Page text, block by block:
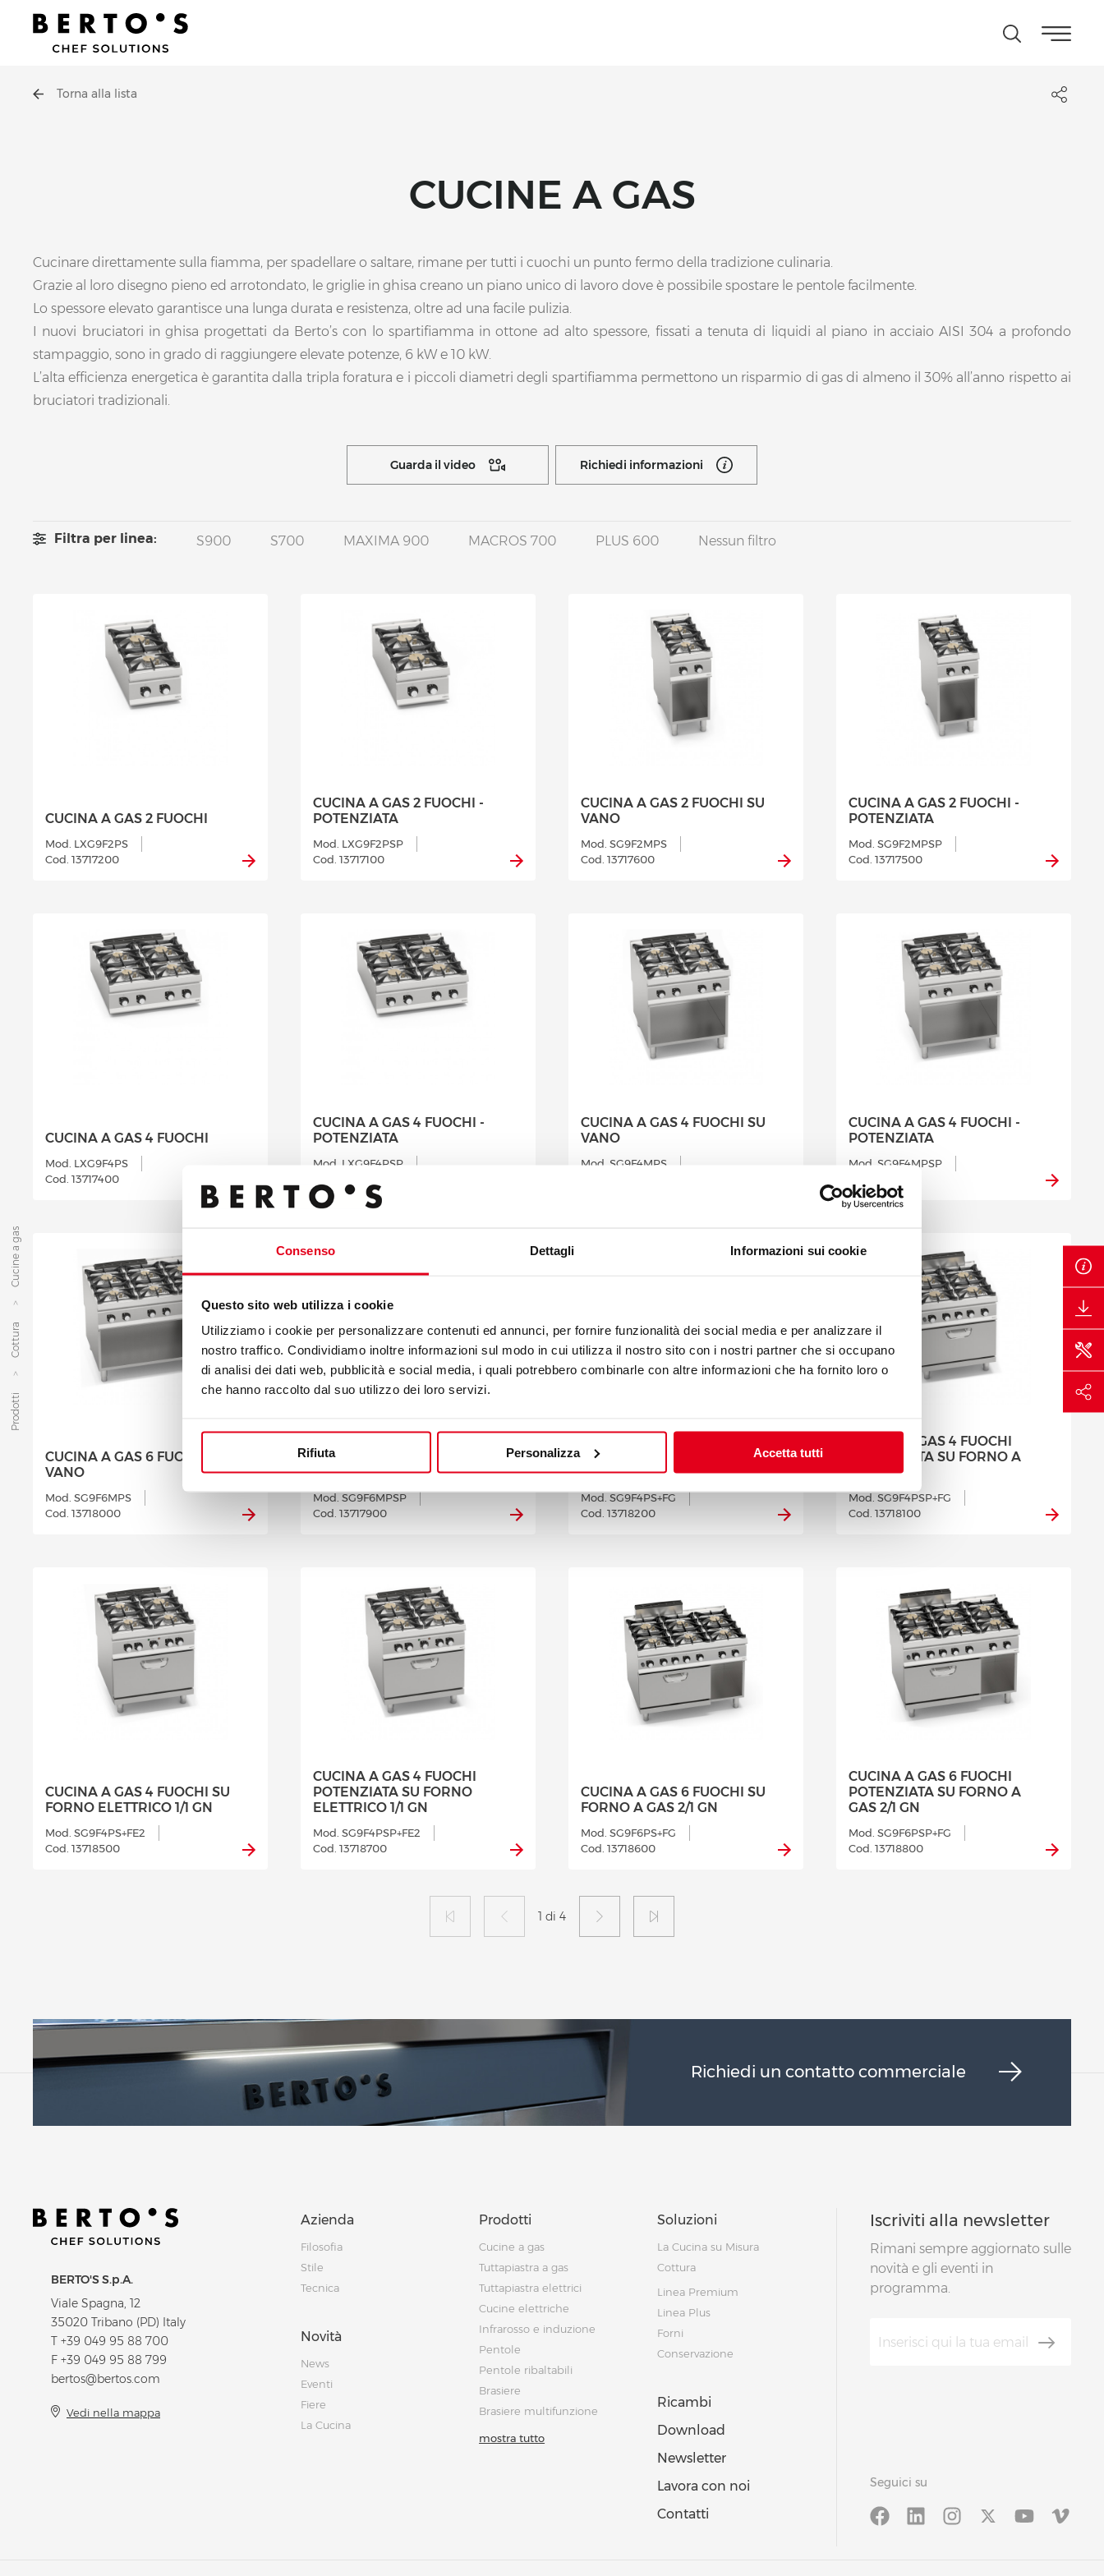
Consenso Dettagli Informazioni sui cookie
Questo sito web utilizza i cookie
Utilizziamo i cookie per personalizzare contenuti ed annunci, per fornire funzionalità dei social media e per analizzare il
nostro traffico. Condividiamo inoltre informazioni sul modo in cui utilizza il nostro sito con i nostri partner che si occupano
di analisi dei dati web, pubblicità e social media, i quali potrebbero combinarle con altre informazioni che ha fornito loro o
che hanno raccolto dal suo utilizzo dei loro servizi.
Rifiuta Personalizza Accetta tutti
Prodotti
Cottura
Cucine a gas
Torna alla lista
CUCINE A GAS
Cucinare direttamente sulla fiamma, per spadellare o saltare, rimane per tutti i cuochi un punto fermo della tradizione culinaria.
Grazie al loro disegno pieno ed arrotondato, le griglie in ghisa creano un piano unico di lavoro dove è possibile spostare le pentole facilmente.
Lo spessore elevato garantisce una lunga durata e resistenza, oltre ad una facile pulizia.
I nuovi bruciatori in ghisa progettati da Berto’s con lo spartifiamma in ottone ad alto spessore, fissati a tenuta di liquidi al piano in acciaio AISI 304 a profondo
stampaggio, sono in grado di raggiungere elevate potenze, 6 kW e 10 kW.
L’alta efficienza energetica è garantita dalla tripla foratura e i piccoli diametri degli spartifiamma permettono un risparmio di gas di almeno il 30% all’anno rispetto ai
bruciatori tradizionali.
Guarda il video Richiedi informazioni
Filtra per linea: S900 S700 MAXIMA 900 MACROS 700 PLUS 600 Nessun filtro
CUCINA A GAS 2 FUOCHI
Mod. LXG9F2PS
Cod. 13717200
CUCINA A GAS 2 FUOCHI -
POTENZIATA
Mod. LXG9F2PSP
Cod. 13717100
CUCINA A GAS 2 FUOCHI SU
VANO
Mod. SG9F2MPS
Cod. 13717600
CUCINA A GAS 2 FUOCHI -
POTENZIATA
Mod. SG9F2MPSP
Cod. 13717500
CUCINA A GAS 4 FUOCHI
Mod. LXG9F4PS
Cod. 13717400
CUCINA A GAS 4 FUOCHI -
POTENZIATA
Mod. LXG9F4PSP
CUCINA A GAS 4 FUOCHI SU
VANO
Mod. SG9F4MPS
CUCINA A GAS 4 FUOCHI -
POTENZIATA
Mod. SG9F4MPSP
CUCINA A GAS 6 FUOCHI SU
VANO
Mod. SG9F6MPS
Cod. 13718000
CUCINA A GAS 6 FUOCHI -
POTENZIATA
Mod. SG9F6MPSP
Cod. 13717900
CUCINA A GAS 4 FUOCHI SU
FORNO A GAS 2/1 GN
Mod. SG9F4PS+FG
Cod. 13718200
CUCINA A GAS 4 FUOCHI
POTENZIATA SU FORNO A
GAS 2/1 GN
Mod. SG9F4PSP+FG
Cod. 13718100
CUCINA A GAS 4 FUOCHI SU
FORNO ELETTRICO 1/1 GN
Mod. SG9F4PS+FE2
Cod. 13718500
CUCINA A GAS 4 FUOCHI
POTENZIATA SU FORNO
ELETTRICO 1/1 GN
Mod. SG9F4PSP+FE2
Cod. 13718700
CUCINA A GAS 6 FUOCHI SU
FORNO A GAS 2/1 GN
Mod. SG9F6PS+FG
Cod. 13718600
CUCINA A GAS 6 FUOCHI
POTENZIATA SU FORNO A
GAS 2/1 GN
Mod. SG9F6PSP+FG
Cod. 13718800
1 di 4
Richiedi un contatto commerciale
BERTO'S S.p.A.
Viale Spagna, 12
35020 Tribano (PD) Italy
T +39 049 95 88 700
F +39 049 95 88 799
bertos@bertos.com
Vedi nella mappa
Azienda
Filosofia
Stile
Tecnica
Novità
News
Eventi
Fiere
La Cucina
Prodotti
Cucine a gas
Tuttapiastra a gas
Tuttapiastra elettrici
Cucine elettriche
Infrarosso e induzione
Pentole
Pentole ribaltabili
Brasiere
Brasiere multifunzione
mostra tutto
Soluzioni
La Cucina su Misura
Cottura
Linea Premium
Linea Plus
Forni
Conservazione
Ricambi
Download
Newsletter
Lavora con noi
Contatti
Iscriviti alla newsletter
Rimani sempre aggiornato sulle
novità e gli eventi in
programma.
Seguici su